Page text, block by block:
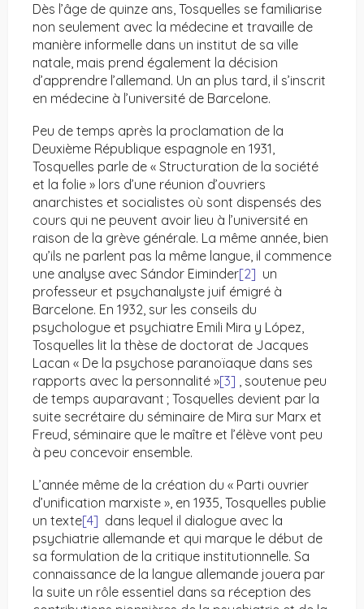
Dès l’âge de quinze ans, Tosquelles se familiarise
non seulement avec la médecine et travaille de
manière informelle dans un institut de sa ville
natale, mais prend également la décision
d’apprendre l’allemand. Un an plus tard, il s’inscrit
en médecine à l’université de Barcelone.
Peu de temps après la proclamation de la
Deuxième République espagnole en 1931,
Tosquelles parle de « Structuration de la société
et la folie » lors d’une réunion d’ouvriers
anarchistes et socialistes où sont dispensés des
cours qui ne peuvent avoir lieu à l’université en
raison de la grève générale. La même année, bien
qu’ils ne parlent pas la même langue, il commence
une analyse avec Sándor Eiminder[2] un
professeur et psychanalyste juif émigré à
Barcelone. En 1932, sur les conseils du
psychologue et psychiatre Emili Mira y López,
Tosquelles lit la thèse de doctorat de Jacques
Lacan « De la psychose paranoïaque dans ses
rapports avec la personnalité »[3] , soutenue peu
de temps auparavant ; Tosquelles devient par la
suite secrétaire du séminaire de Mira sur Marx et
Freud, séminaire que le maître et l’élève vont peu
à peu concevoir ensemble.
L’année même de la création du « Parti ouvrier
d’unification marxiste », en 1935, Tosquelles publie
un texte[4] dans lequel il dialogue avec la
psychiatrie allemande et qui marque le début de
sa formulation de la critique institutionnelle. Sa
connaissance de la langue allemande jouera par
la suite un rôle essentiel dans sa réception des